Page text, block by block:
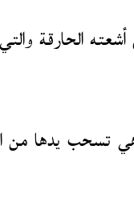
الحارقة
على قارعة الطريق، قالت